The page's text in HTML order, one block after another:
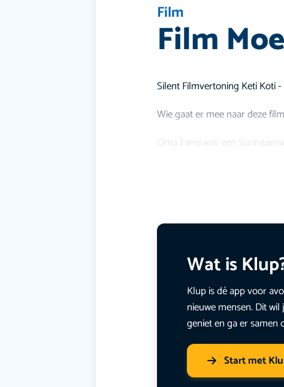
Film
Film
Silent Filmvertoning Keti Koti
Wie gaat er mee naar deze
Oma Fansi was een
Wat is
Klup is dé app voor
nieuwe mensen. Dit
geniet en ga er samen
Start met